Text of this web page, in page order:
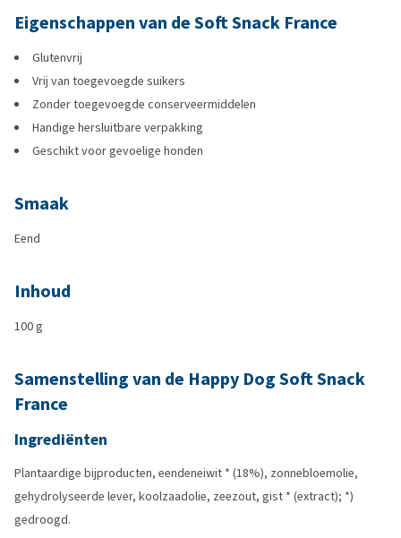
Eigenschappen van de Soft Snack France
Glutenvrij
Vrij van toegevoegde suikers
Zonder toegevoegde conserveermiddelen
Handige hersluitbare verpakking
Geschikt voor gevoelige honden
Smaak
Eend
Inhoud
100 g
Samenstelling van de Happy Dog Soft Snack
France
Ingrediënten
Plantaardige bijproducten, eendeneiwit * (18%), zonnebloemolie,
gehydrolyseerde lever, koolzaadolie, zeezout, gist * (extract); *)
gedroogd.